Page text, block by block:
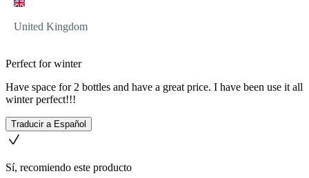
United Kingdom
Perfect for winter
Have space for 2 bottles and have a great price. I have been use it all
winter perfect!!!
Traducir a Español
Sí, recomiendo este producto